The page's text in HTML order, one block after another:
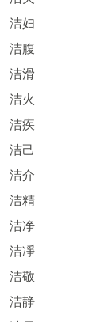
洁妇
洁腹
洁滑
洁火
洁疾
洁己
洁介
洁精
洁净
洁凈
洁敬
洁静